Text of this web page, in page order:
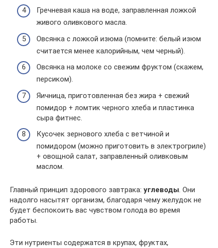
Гречневая каша на воде, заправленная ложкой
живого оливкового масла.
Овсянка с ложкой изюма (помните: белый изюм
считается менее калорийным, чем черный).
Овсянка на молоке со свежим фруктом (скажем,
персиком).
Яичница, приготовленная без жира + свежий
помидор + ломтик черного хлеба и пластинка
сыра фитнес.
Кусочек зернового хлеба с ветчиной и
помидором (можно приготовить в электрогриле)
+ овощной салат, заправленный оливковым
маслом.
Главный принцип здорового завтрака: углеводы. Они
надолго насытят организм, благодаря чему желудок не
будет беспокоить вас чувством голода во время
работы.
Эти нутриенты содержатся в крупах, фруктах,